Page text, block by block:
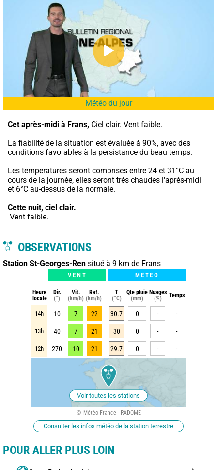
Météo du jour
Cet après-midi à Frans, Ciel clair. Vent faible.
La fiabilité de la situation est évaluée à 90%, avec des
conditions favorables à la persistance du beau temps.
Les températures seront comprises entre 24 et 31°C au
cours de la journée, elles seront très chaudes l'après-midi
et 6°C au-dessus de la normale.
Cette nuit, ciel clair.
Vent faible.
OBSERVATIONS
Station St-Georges-Ren situé à 9 km de Frans
VENT METEO
Heure
locale
Dir.
(°)
Vit.
(km/h)
Raf.
(km/h)
T
(°C)
Qte pluie
(mm)
Nuages
(%)
Temps
14h 10 7 22 30.7 0 - -
13h 40 7 21 30 0 - -
12h 270 10 21 29.7 0 - -
Voir toutes les stations
Météo France - RADOME
Consulter les infos météo de la station terrestre
POUR ALLER PLUS LOIN